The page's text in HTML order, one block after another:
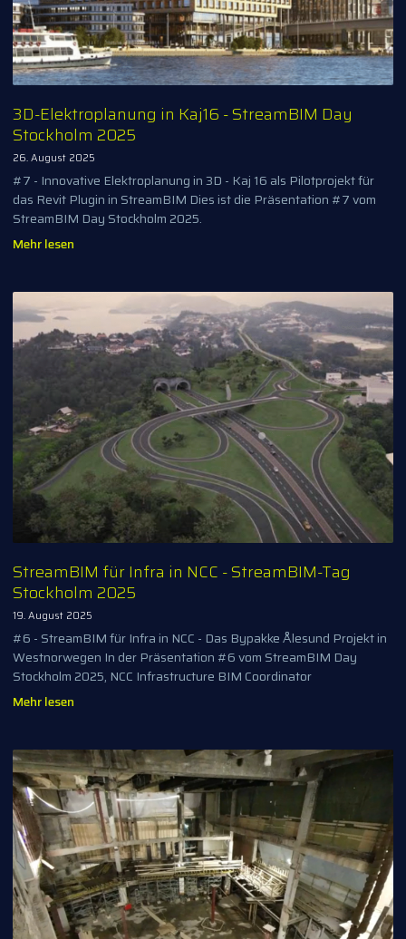
3D-Elektroplanung in Kaj16 - StreamBIM Day
Stockholm 2025
26. August 2025
#7 - Innovative Elektroplanung in 3D - Kaj 16 als Pilotprojekt für
das Revit Plugin in StreamBIM Dies ist die Präsentation #7 vom
StreamBIM Day Stockholm 2025.
Mehr lesen
StreamBIM für Infra in NCC - StreamBIM-Tag
Stockholm 2025
19. August 2025
#6 - StreamBIM für Infra in NCC - Das Bypakke Ålesund Projekt in
Westnorwegen In der Präsentation #6 vom StreamBIM Day
Stockholm 2025, NCC Infrastructure BIM Coordinator
Mehr lesen